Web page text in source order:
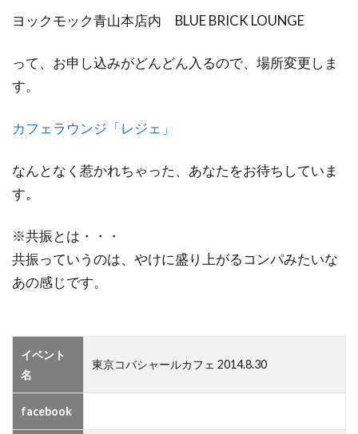
ヨックモック青山本店内 BLUE BRICK LOUNGE
って、お申し込みがどんどん入るので、場所変更しま
す。
カフェラウンジ「レジェ」
なんとなく惹かれちゃった、あなたをお待ちしていま
す。
※共振とは・・・
共振っていうのは、やけに盛り上がるコンパみたいな
あの感じです。
イベント
名
東京コバシャールカフェ 2014.8.30
facebook